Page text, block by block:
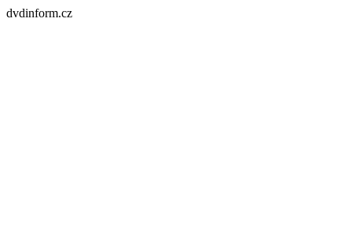
dvdinform.cz